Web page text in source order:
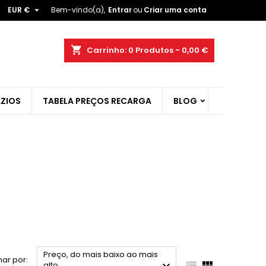
Bem-vindo(a), Entrarou Criar uma conta
EUR € 
shopping_cart Carrinho: 0 Produtos - 0,00 €
TABELA PREÇOS RECARGA BLOG
por:
Preço, do mais baixo ao mais